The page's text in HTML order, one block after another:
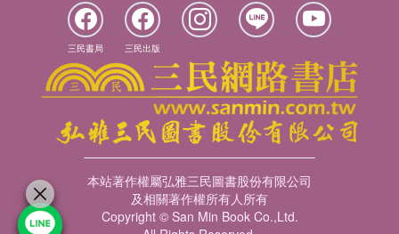
三民書局 三民出版
本站著作權屬弘雅三民圖書股份有限公司
及相關著作權所有人所有
Copyright © San Min Book Co.,Ltd.